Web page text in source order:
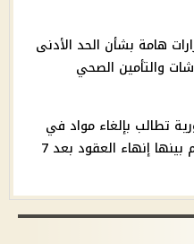
تصدر 3 قرارات هامة بشأن الحد الأدنى
والتأمين الصحي
تطالب بإلغاء مواد في
قانون الإيجار القديم بينها إنهاء العقود بعد 7